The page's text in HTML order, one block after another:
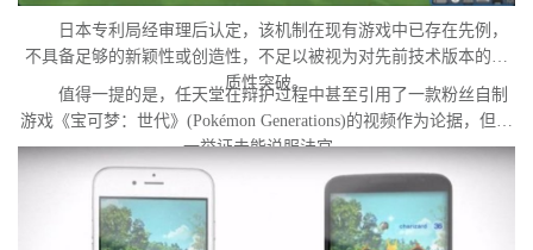
日本专利局经审理后认定，该机制在现有游戏中已存在先例，
不具备足够的新颖性或创造性，不足以被视为对先前技术版本的实
质性突破。
值得一提的是，任天堂在辩护过程中甚至引用了一款粉丝自制
游戏《宝可梦：世代》(Pokémon Generations)的视频作为论据，但这
一举证未能说服法官。